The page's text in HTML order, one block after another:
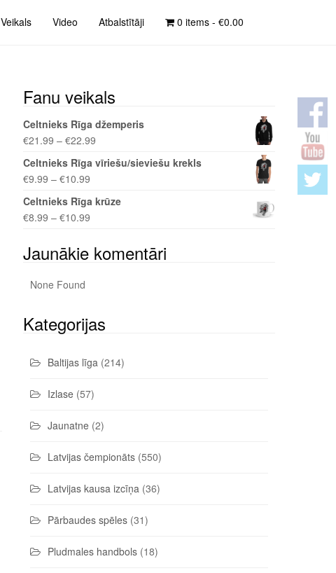
Veikals Video Atbalstītāji 0 items - €0.00
Fanu veikals
Celtnieks Rīga džemperis
€21.99 – €22.99
Celtnieks Rīga vīriešu/sieviešu krekls
€9.99 – €10.99
Celtnieks Rīga krūze
€8.99 – €10.99
Jaunākie komentāri
None Found
Kategorijas
Baltijas līga (214)
Izlase (57)
Jaunatne (2)
Latvijas čempionāts (550)
Latvijas kausa izcīņa (36)
Pārbaudes spēles (31)
Pludmales handbols (18)